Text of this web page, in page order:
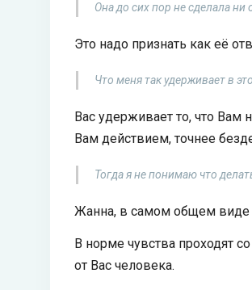
Она до сих пор не сделала ни
Это надо признать как её
Что меня так удерживает в
Вас удерживает то, что Вам
Вам действием, точнее
Тогда я не понимаю что
Жанна, в самом общем виде
В норме чувства проходят
от Вас человека.